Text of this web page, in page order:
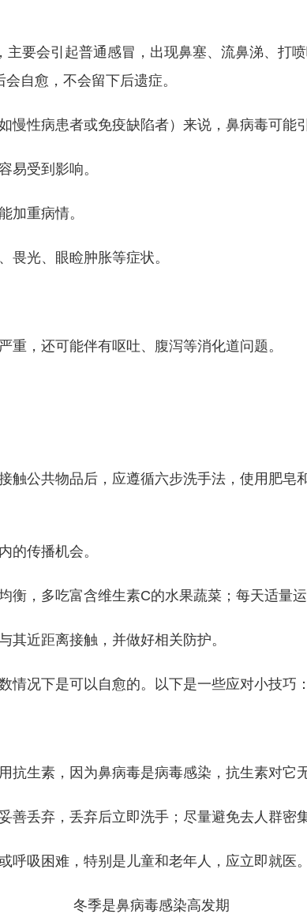
要会引起普通感冒，出现鼻塞、流鼻涕、打
自愈，不会留下后遗症。
性病患者或免疫缺陷者）来说，鼻病毒可能
易受到影响。
加重病情。
光、眼睑肿胀等症状。
，还可能伴有呕吐、腹泻等消化道问题。
公共物品后，应遵循六步洗手法，使用肥皂
的传播机会。
，多吃富含维生素C的水果蔬菜；每天适量运
近距离接触，并做好相关防护。
况下是可以自愈的。以下是一些应对小技巧：
生素，因为鼻病毒是病毒感染，抗生素对它无
丢弃，丢弃后立即洗手；尽量避免去人群密
吸困难，特别是儿童和老年人，应立即就医。
冬季是鼻病毒感染高发期